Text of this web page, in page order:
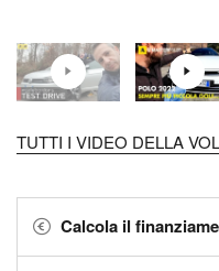
TUTTI I VIDEO DELLA
Calcola il